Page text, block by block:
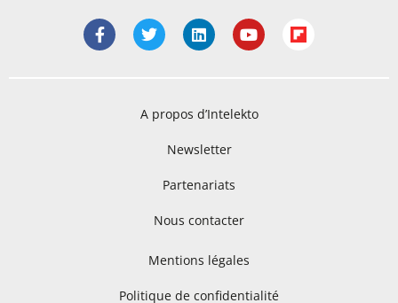
A propos d’Intelekto
Newsletter
Partenariats
Nous contacter
Mentions légales
Politique de confidentialité